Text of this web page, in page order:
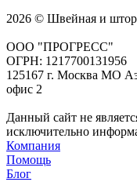
2026 © Швейная и
ООО "ПРОГРЕСС"
ОГРН: 1217700131956
125167 г. Москва МО
офис 2
Данный сайт не
исключительно
Компания
Помощь
Блог